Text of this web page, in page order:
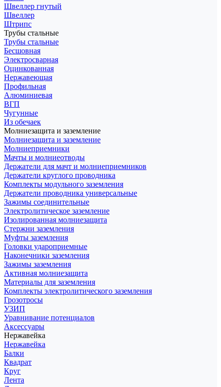
Швеллер гнутый
Швеллер
Штрипс
Трубы стальные
Трубы стальные
Бесшовная
Электросварная
Оцинкованная
Нержавеющая
Профильная
Алюминиевая
ВГП
Чугунные
Из обечаек
Молниезащита и заземление
Молниезащита и заземление
Молниеприемники
Мачты и молниеотводы
Держатели для мачт и молниеприемников
Держатели круглого проводника
Комплекты модульного заземления
Держатели проводника универсальные
Зажимы соединительные
Электролитическое заземление
Изолированная молниезащита
Стержни заземления
Муфты заземления
Головки удароприемные
Наконечники заземления
Зажимы заземления
Активная молниезащита
Материалы для заземления
Комплекты электролитического заземления
Грозотросы
УЗИП
Уравнивание потенциалов
Аксессуары
Нержавейка
Нержавейка
Балки
Квадрат
Круг
Лента